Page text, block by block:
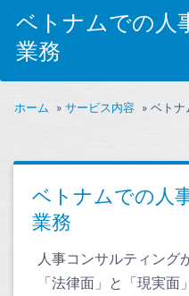
ベトナムでの人
業務
ホーム » サービス内容 » ベトナ
ベトナムでの人
業務
人事コンサルティング
「法律面」と「現実